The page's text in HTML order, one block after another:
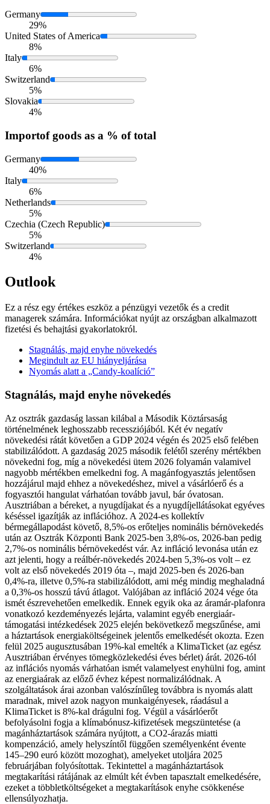
Germany
29%
United States of America
8%
Italy
6%
Switzerland
5%
Slovakia
4%
Importof goods as a % of total
Germany
40%
Italy
6%
Netherlands
5%
Czechia (Czech Republic)
5%
Switzerland
4%
Outlook
Ez a rész egy értékes eszköz a pénzügyi vezetők és a credit
managerek számára. Információkat nyújt az országban alkalmazott
fizetési és behajtási gyakorlatokról.
Stagnálás, majd enyhe növekedés
Megindult az EU hiányeljárása
Nyomás alatt a „Candy-koalíció”
Stagnálás, majd enyhe növekedés
Az osztrák gazdaság lassan kilábal a Második Köztársaság
történelmének leghosszabb recessziójából. Két év negatív
növekedési rátát követően a GDP 2024 végén és 2025 első felében
stabilizálódott. A gazdaság 2025 második felétől szerény mértékben
növekedni fog, míg a növekedési ütem 2026 folyamán valamivel
nagyobb mértékben emelkedni fog. A magánfogyasztás jelentősen
hozzájárul majd ehhez a növekedéshez, mivel a vásárlóerő és a
fogyasztói hangulat várhatóan tovább javul, bár óvatosan.
Ausztriában a béreket, a nyugdíjakat és a nyugdíjellátásokat egyéves
késéssel igazítják az inflációhoz. A 2024-es kollektív
bérmegállapodást követő, 8,5%-os erőteljes nominális bérnövekedés
után az Osztrák Központi Bank 2025-ben 3,8%-os, 2026-ban pedig
2,7%-os nominális bérnövekedést vár. Az infláció levonása után ez
azt jelenti, hogy a reálbér-növekedés 2024-ben 5,3%-os volt – ez
volt az első növekedés 2019 óta –, majd 2025-ben és 2026-ban
0,4%-ra, illetve 0,5%-ra stabilizálódott, ami még mindig meghaladná
a 0,3%-os hosszú távú átlagot. Valójában az infláció 2024 vége óta
ismét észrevehetően emelkedik. Ennek egyik oka az áramár-plafonra
vonatkozó kezdeményezés lejárta, valamint egyéb energiaár-
támogatási intézkedések 2025 elején bekövetkező megszűnése, ami
a háztartások energiaköltségeinek jelentős emelkedését okozta. Ezen
felül 2025 augusztusában 19%-kal emelték a KlimaTicket (az egész
Ausztriában érvényes tömegközlekedési éves bérlet) árát. 2026-tól
az inflációs nyomás várhatóan ismét valamelyest enyhülni fog, amint
az energiaárak az előző évhez képest normalizálódnak. A
szolgáltatások árai azonban valószínűleg továbbra is nyomás alatt
maradnak, mivel azok nagyon munkaigényesek, ráadásul a
KlimaTicket is 8%-kal drágulni fog. Végül a vásárlóerőt
befolyásolni fogja a klímabónusz-kifizetések megszüntetése (a
magánháztartások számára nyújtott, a CO2-árazás miatti
kompenzáció, amely helyszíntől függően személyenként évente
145–290 euró között mozoghat), amelyeket utoljára 2025
februárjában folyósítottak. Tekintettel a magánháztartások
megtakarítási rátájának az elmúlt két évben tapasztalt emelkedésére,
ezeket a többletköltségeket a megtakarítások enyhe csökkenése
ellensúlyozhatja.